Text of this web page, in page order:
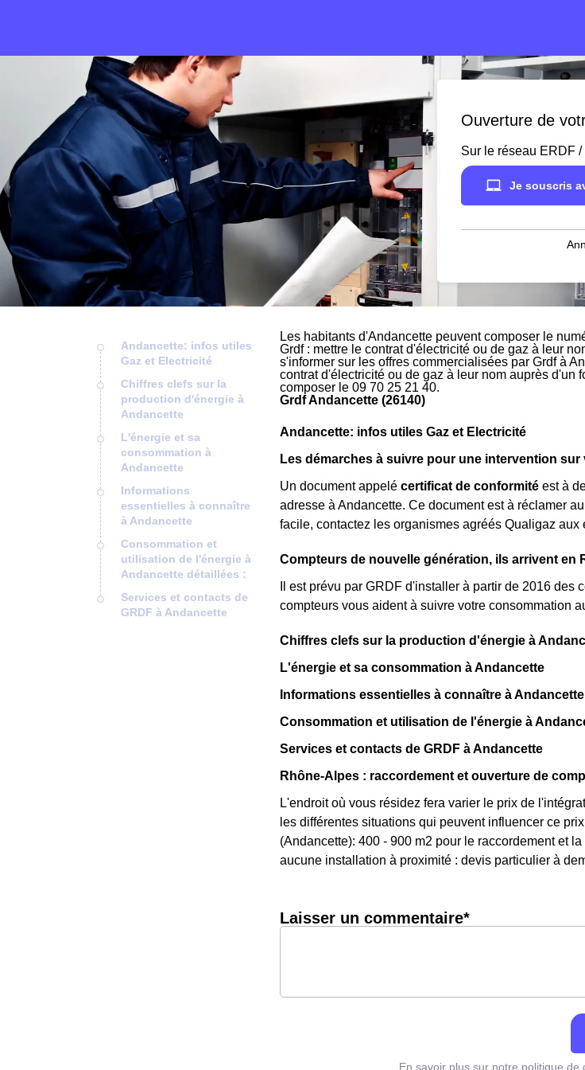
Ouverture de
Sur le réseau ERDF
Je souscris
Andancette: infos utiles
Gaz et Electricité
Chiffres clefs sur la
production d'énergie à
Andancette
L'énergie et sa
consommation à
Andancette
Informations
essentielles à connaître
à Andancette
Consommation et
utilisation de l'énergie à
Andancette détaillées :
Services et contacts de
GRDF à Andancette
Les habitants d'Andancette peuvent composer le
Grdf : mettre le contrat d'électricité ou de gaz à leur
s'informer sur les offres commercialisées par Grdf à
contrat d'électricité ou de gaz à leur nom auprès d'un
composer le 09 70 25 21 40.
Grdf Andancette (26140)
Andancette: infos utiles Gaz et Electricité
Les démarches à suivre pour une intervention
Un document appelé certificat de conformité est à
adresse à Andancette. Ce document est à réclamer
facile, contactez les organismes agréés Qualigaz aux
Compteurs de nouvelle génération, ils arrivent en
Il est prévu par GRDF d'installer à partir de 2016
compteurs vous aident à suivre votre consommation
Chiffres clefs sur la production d'énergie à
L'énergie et sa consommation à Andancette
Informations essentielles à connaître à Andancette
Consommation et utilisation de l'énergie à
Services et contacts de GRDF à Andancette
Rhône-Alpes : raccordement et ouverture de
L'endroit où vous résidez fera varier le prix de
les différentes situations qui peuvent influencer ce
(Andancette): 400 - 900 m2 pour le raccordement et
aucune installation à proximité : devis particulier à
Laisser un commentaire*
En savoir plus sur notre politique